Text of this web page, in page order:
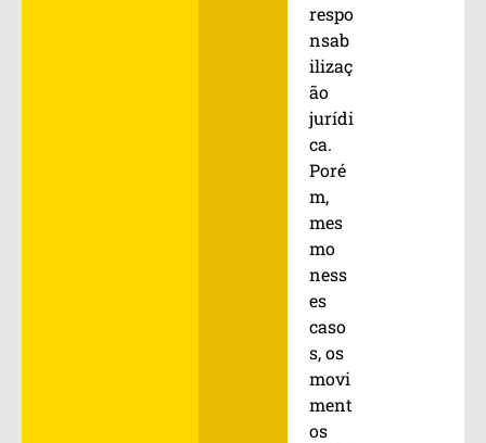
respo
nsab
ilizaç
ão
jurídi
ca.
Poré
m,
mes
mo
ness
es
caso
s, os
movi
ment
os